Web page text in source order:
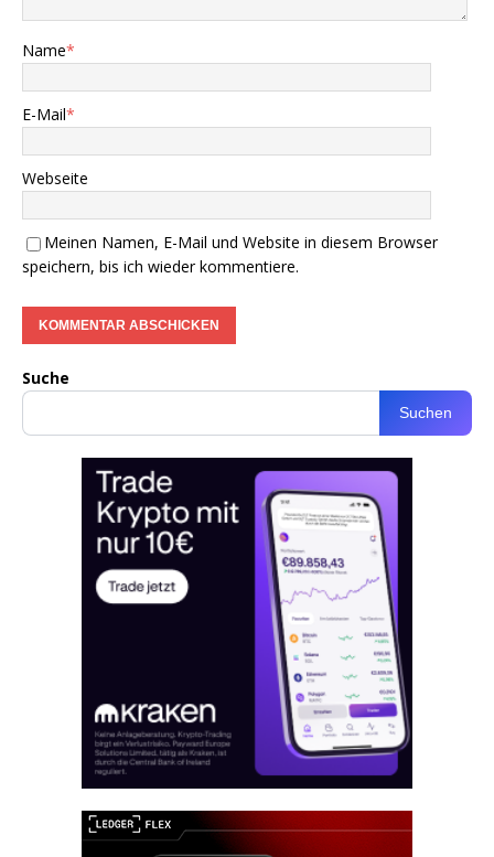
Name*
E-Mail*
Webseite
Meinen Namen, E-Mail und Website in diesem Browser
speichern, bis ich wieder kommentiere.
Suche
Suchen